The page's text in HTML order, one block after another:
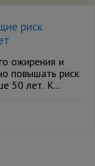
риск
ожирения и
повышать риск
50 лет. К...